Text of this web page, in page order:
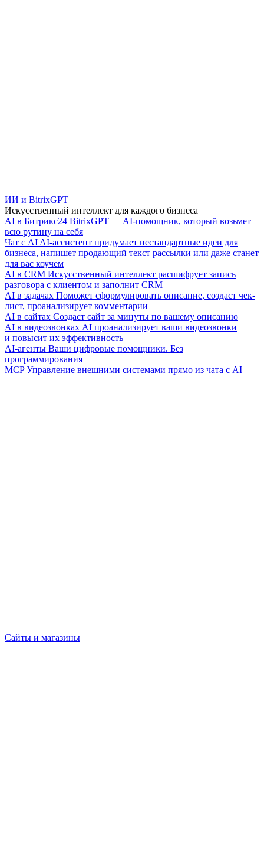
ИИ и BitrixGPT
Искусственный интеллект для каждого бизнеса
AI в Битрикс24 BitrixGPT — AI-помощник, который возьмет
всю рутину на себя
Чат с AI AI-ассистент придумает нестандартные идеи для
бизнеса, напишет продающий текст рассылки или даже станет
для вас коучем
AI в CRM Искусственный интеллект расшифрует запись
разговора с клиентом и заполнит CRM
AI в задачах Поможет сформулировать описание, создаст чек-
лист, проанализирует комментарии
AI в сайтах Создаст сайт за минуты по вашему описанию
AI в видеозвонках AI проанализирует ваши видеозвонки
и повысит их эффективность
AI-агенты Ваши цифровые помощники. Без
программирования
MCP Управление внешними системами прямо из чата с AI
Сайты и магазины